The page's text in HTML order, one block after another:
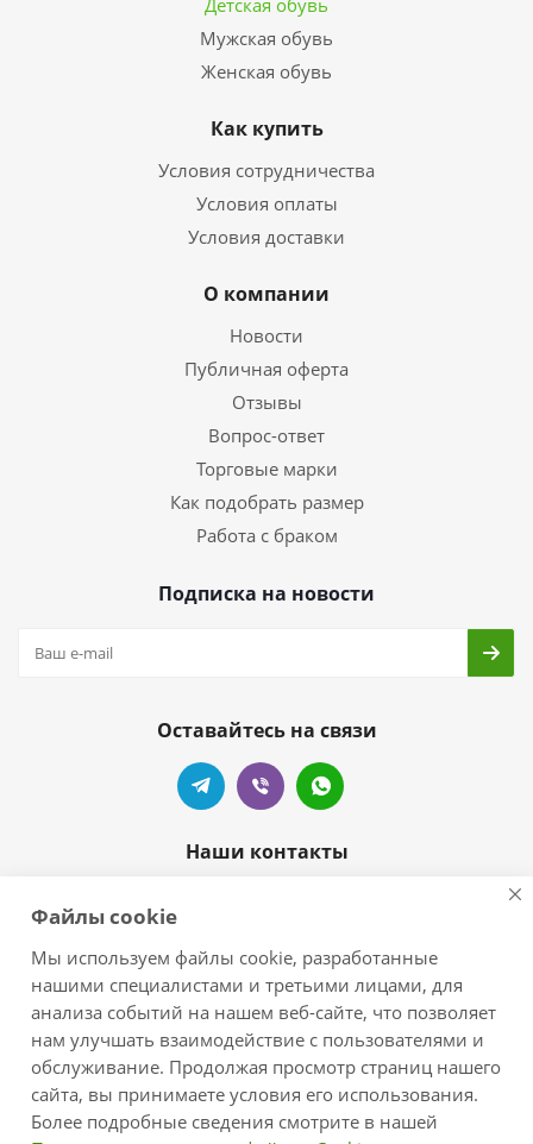
Детская обувь
Мужская обувь
Женская обувь
Как купить
Условия сотрудничества
Условия оплаты
Условия доставки
О компании
Новости
Публичная оферта
Отзывы
Вопрос-ответ
Торговые марки
Как подобрать размер
Работа с браком
Подписка на новости
Оставайтесь на связи
Наши контакты
zelove-shop@mail.ru
г.Краснодар, п.Новознаменский,
ул.Центральная/Черноморская
Файлы cookie
Мы используем файлы cookie, разработанные
нашими специалистами и третьими лицами, для
анализа событий на нашем веб-сайте, что позволяет
нам улучшать взаимодействие с пользователями и
обслуживание. Продолжая просмотр страниц нашего
сайта, вы принимаете условия его использования.
Более подробные сведения смотрите в нашей